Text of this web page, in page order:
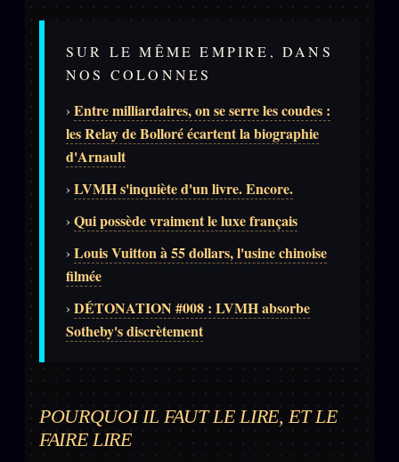
SUR LE MÊME EMPIRE, DANS
NOS COLONNES
› Entre milliardaires, on se serre les coudes :
les Relay de Bolloré écartent la biographie
d'Arnault
› LVMH s'inquiète d'un livre. Encore.
› Qui possède vraiment le luxe français
› Louis Vuitton à 55 dollars, l'usine chinoise
filmée
› DÉTONATION #008 : LVMH absorbe
Sotheby's discrètement
POURQUOI IL FAUT LE LIRE, ET LE
FAIRE LIRE